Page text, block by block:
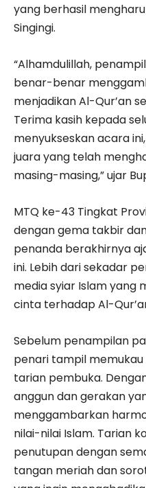
yang berhasil
Singingi.
“Alhamdulillah,
benar-benar
menjadikan Al-Qur’an
Terima kasih kepada
menyukseskan acara
juara yang telah
masing-masing,” ujar
MTQ ke-43 Tingkat
dengan gema takbir
penanda berakhirnya
ini. Lebih dari sekadar
media syiar Islam yang
cinta terhadap Al-
Sebelum penampilan
penari tampil
tarian pembuka.
anggun dan gerakan
menggambarkan
nilai-nilai Islam. Tarian
penutupan dengan
tangan meriah dan